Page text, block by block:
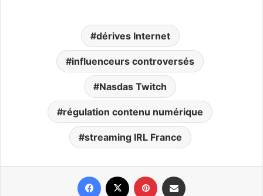
dérives Internet
influenceurs controversés
Nasdas Twitch
régulation contenu numérique
streaming IRL France